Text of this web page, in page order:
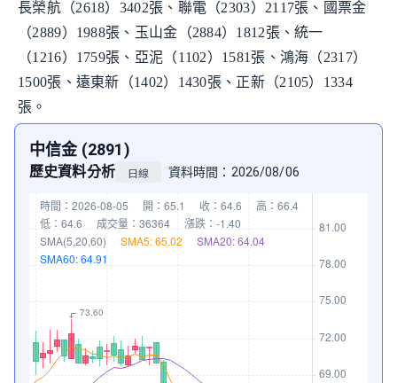
長榮航（2618）3402張、聯電（2303）2117張、國票金
（2889）1988張、玉山金（2884）1812張、統一
（1216）1759張、亞泥（1102）1581張、鴻海（2317）
1500張、遠東新（1402）1430張、正新（2105）1334
張。